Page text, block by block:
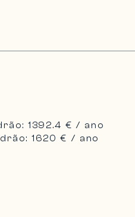
1392.4 € / ano
1620 € / ano